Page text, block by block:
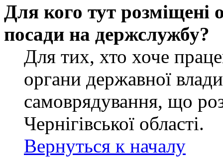
Для кого тут розміщені
посади на держслужбу?
Для тих, хто хоче
органи державної
самоврядування, що
Чернігівської області.
Вернуться к началу